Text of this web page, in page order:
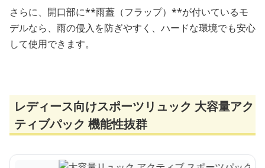
さらに、開口部に**雨蓋（フラップ）**が付いているモ
デルなら、雨の侵入を防ぎやすく、ハードな環境でも安心
して使用できます。
レディース向けスポーツリュック 大容量アク
ティブパック 機能性抜群